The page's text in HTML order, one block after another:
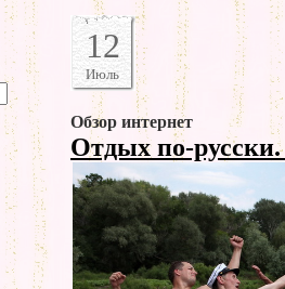
12
Июль
Обзор интернет
Отдых по-